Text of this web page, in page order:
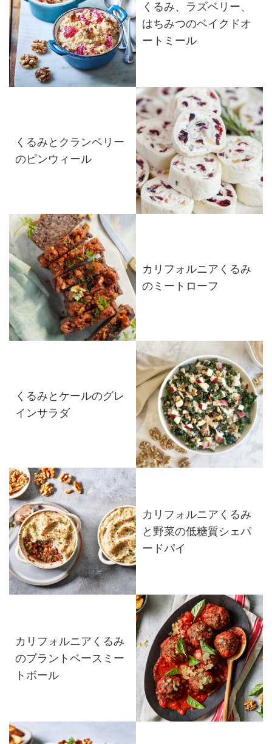
くるみ、ラズベリー、
はちみつのベイクドオ
ートミール
くるみとクランベリー
のピンウィール
カリフォルニアくるみ
のミートローフ
くるみとケールのグレ
インサラダ
カリフォルニアくるみ
と野菜の低糖質シェパ
ードパイ
カリフォルニアくるみ
のプラントベースミー
トボール